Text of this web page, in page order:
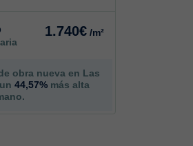
1.740€ /m²
obra nueva en Las
44,57%más alta